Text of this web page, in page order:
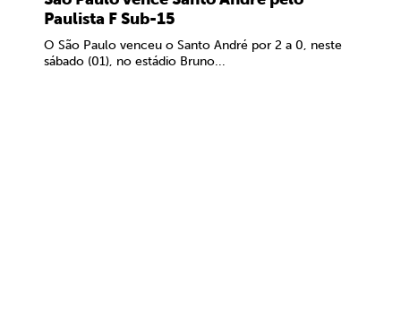
Paulista F Sub-15
O São Paulo venceu o Santo André por 2 a 0, neste
sábado (01), no estádio Bruno...